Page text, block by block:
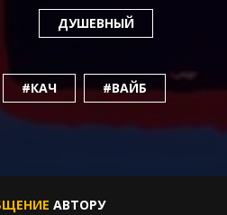
ДУШЕВНЫЙ
#КАЧ #ВАЙБ
АВТОРУ